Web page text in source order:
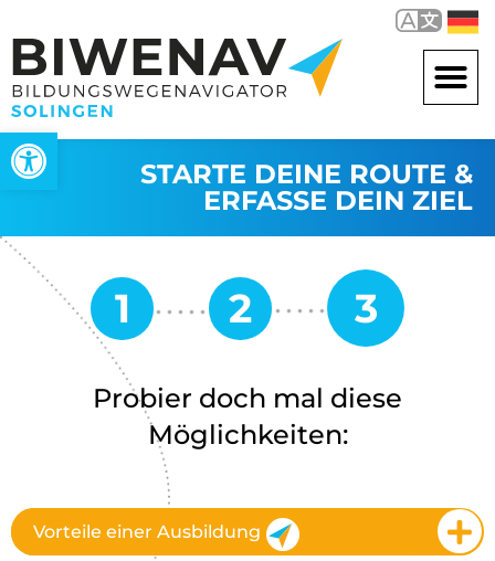
Werkzeugleiste öffnen
STARTE DEINE ROUTE &
ERFASSE DEIN ZIEL
Probier doch mal diese
Möglichkeiten:
Vorteile einer Ausbildung